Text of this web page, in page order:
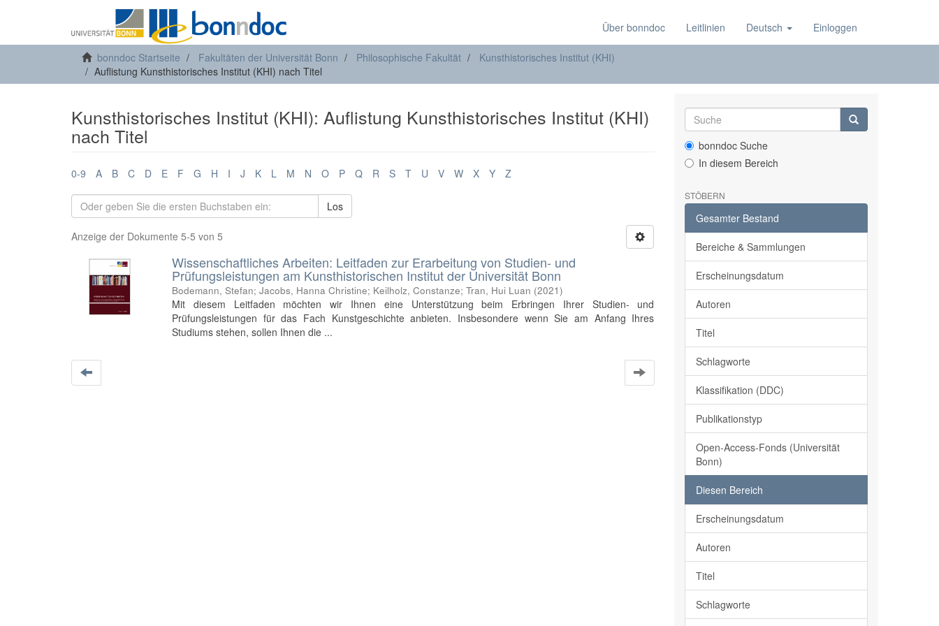
Über bonndoc Leitlinien Deutsch Einloggen
bonndoc Startseite Fakultäten der Universität Bonn Philosophische Fakultät
Kunsthistorisches Institut (KHI)
Auflistung Kunsthistorisches Institut (KHI) nach Titel
Kunsthistorisches Institut (KHI): Auflistung Kunsthistorisches Institut (KHI)
nach Titel
0-9 A B C D E F G H I J K L M N O P Q R S T U V W X Y Z
Los
Anzeige der Dokumente 5-5 von 5
Wissenschaftliches Arbeiten: Leitfaden zur Erarbeitung von Studien- und
Prüfungsleistungen am Kunsthistorischen Institut der Universität Bonn
Bodemann, Stefan;Jacobs, Hanna Christine; Keilholz, Constanze;Tran, Hui Luan (2021)
Mit diesem Leitfaden möchten wir Ihnen eine Unterstützung beim Erbringen Ihrer Studien- und
Prüfungsleistungen für das Fach Kunstgeschichte anbieten. Insbesondere wenn Sie am Anfang Ihres
Studiums stehen, sollen Ihnen die ...
bonndoc Suche
In diesem Bereich
STÖBERN
Gesamter Bestand
Bereiche & Sammlungen
Erscheinungsdatum
Autoren
Titel
Schlagworte
Klassifikation (DDC)
Publikationstyp
Open-Access-Fonds (Universität
Bonn)
Diesen Bereich
Erscheinungsdatum
Autoren
Titel
Schlagworte